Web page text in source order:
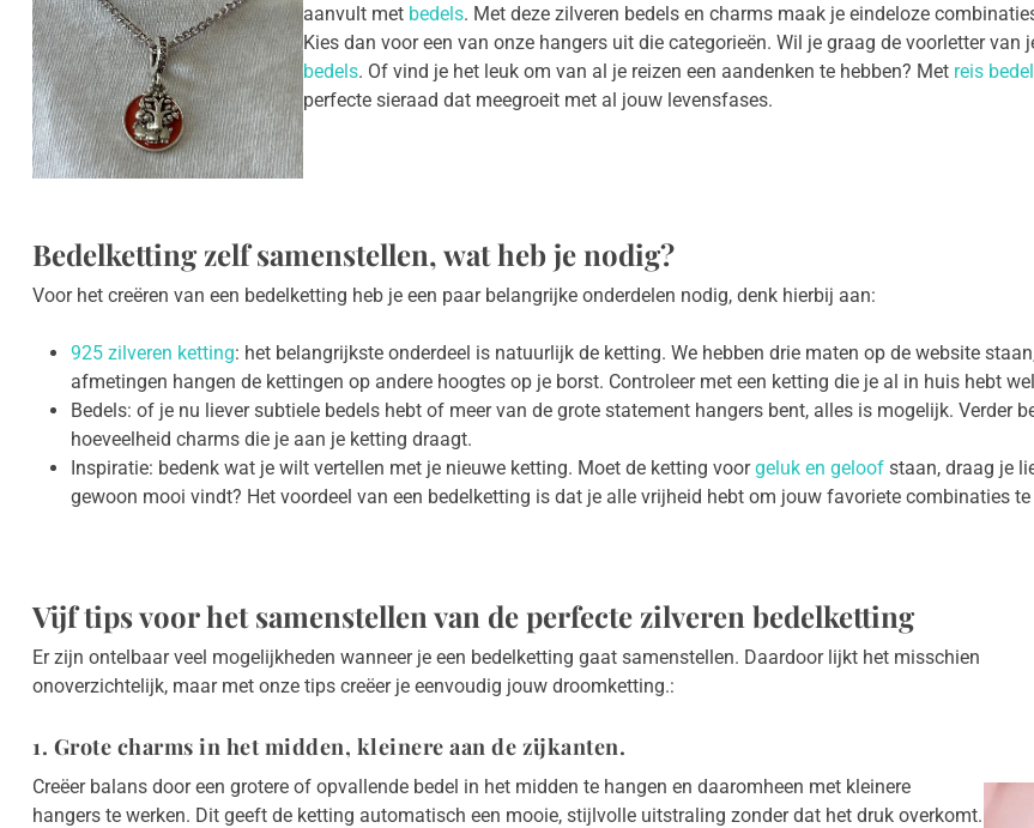
aanvult met bedels. Met deze zilveren bedels en charms maak je eindeloze
Kies dan voor een van onze hangers uit die categorieën. Wil je graag de voorletter
bedels. Of vind je het leuk om van al je reizen een aandenken te hebben? Met reis
perfecte sieraad dat meegroeit met al jouw levensfases.
Bedelketting zelf samenstellen, wat heb je nodig?
Voor het creëren van een bedelketting heb je een paar belangrijke onderdelen nodig, denk hierbij aan:
925 zilveren ketting: het belangrijkste onderdeel is natuurlijk de ketting. We hebben drie maten op de website
afmetingen hangen de kettingen op andere hoogtes op je borst. Controleer met een ketting die je al in huis hebt
Bedels: of je nu liever subtiele bedels hebt of meer van de grote statement hangers bent, alles is mogelijk. Verder
hoeveelheid charms die je aan je ketting draagt.
Inspiratie: bedenk wat je wilt vertellen met je nieuwe ketting. Moet de ketting voorgeluk en geloof staan, draag je
gewoon mooi vindt? Het voordeel van een bedelketting is dat je alle vrijheid hebt om jouw favoriete combinaties te
Vijf tips voor het samenstellen van de perfecte zilveren bedelketting
Er zijn ontelbaar veel mogelijkheden wanneer je een bedelketting gaat samenstellen. Daardoor lijkt het misschien
onoverzichtelijk, maar met onze tips creëer je eenvoudig jouw droomketting.:
1. Grote charms in het midden, kleinere aan de zijkanten.
Creëer balans door een grotere of opvallende bedel in het midden te hangen en daaromheen met kleinere
hangers te werken. Dit geeft de ketting automatisch een mooie, stijlvolle uitstraling zonder dat het druk overkomt.